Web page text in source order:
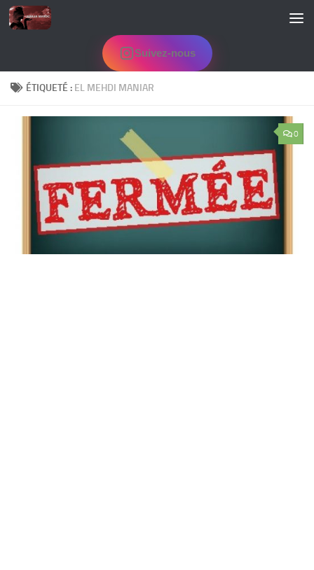
Skip to content
Suivez-nous
ÉTIQUETÉ : EL MEHDI MANIAR
0